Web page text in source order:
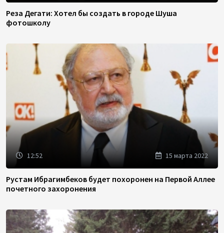
Реза Дегати: Хотел бы создать в городе Шуша
фотошколу
12:52 15 марта 2022
Рустам Ибрагимбеков будет похоронен на Первой Аллее
почетного захоронения